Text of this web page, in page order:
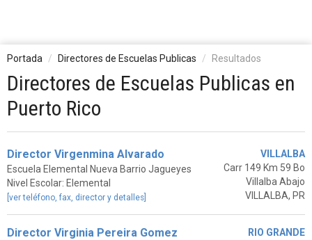
Portada Directores de Escuelas Publicas Resultados
Directores de Escuelas Publicas en
Puerto Rico
Director Virgenmina Alvarado
Escuela Elemental Nueva Barrio Jagueyes
Nivel Escolar: Elemental
[ver teléfono, fax, director y detalles]
VILLALBA
Carr 149 Km 59 Bo
Villalba Abajo
VILLALBA, PR
Director Virginia Pereira Gomez
RIO GRANDE